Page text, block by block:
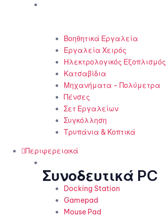
Βοηθητικά Εργαλεία
Εργαλεία Χειρός
Ηλεκτρολογικός Εξοπλισμός
Κατσαβίδια
Μηχανήματα - Πολύμετρα
Πένσες
Σετ Εργαλείων
Συγκόλληση
Τρυπάνια & Κοπτικά
Περιφερειακά
Συνοδευτικά PC
Docking Station
Gamepad
Mouse Pad